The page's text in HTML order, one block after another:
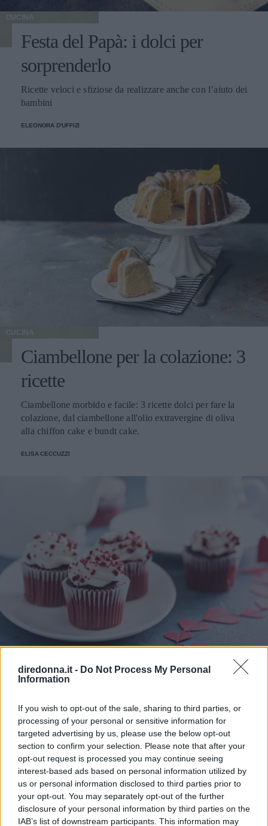
diredonna.it - Do Not Process My Personal
Information
If you wish to opt-out of the sale, sharing to third parties, or
processing of your personal or sensitive information for
targeted advertising by us, please use the below opt-out
section to confirm your selection. Please note that after your
opt-out request is processed you may continue seeing
interest-based ads based on personal information utilized by
us or personal information disclosed to third parties prior to
your opt-out. You may separately opt-out of the further
disclosure of your personal information by third parties on the
IAB’s list of downstream participants. This information may
CUCINA
Festa del Papà: i dolci per
sorprenderlo
Ricette veloci e sfiziose da realizzare anche con l’aiuto dei
bambini
ELEONORA D'UFFIZI
CUCINA
Ciambellone per la colazione: 3
ricette
Ciambellone morbido e facile: 3 ricette dolci per fare la
colazione, dal ciambellone all'olio extravergine di oliva
alla chiffon cake e bundt cake.
ELISA CECCUZZI
Dolci romantici per San
Valentino
Ricette romantiche per stupire il partner con cioccolato,
spezie e aromi: 5 dessert perfetti per festeggiare il giorno di
San Valentino
MARTINA PARENZAN